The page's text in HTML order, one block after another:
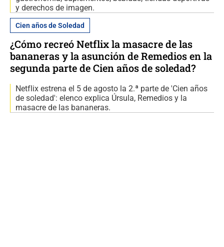
y derechos de imagen.
Cien años de Soledad
¿Cómo recreó Netflix la masacre de las
bananeras y la asunción de Remedios en la
segunda parte de Cien años de soledad?
Netflix estrena el 5 de agosto la 2.ª parte de 'Cien años
de soledad': elenco explica Úrsula, Remedios y la
masacre de las bananeras.